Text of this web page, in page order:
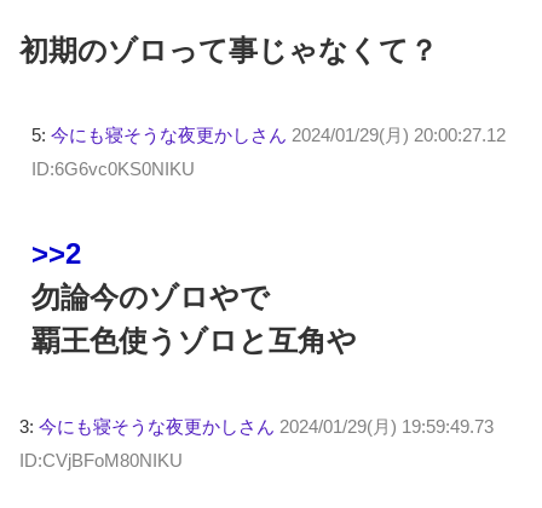
初期のゾロって事じゃなくて？
5: 今にも寝そうな夜更かしさん 2024/01/29(月) 20:00:27.12
ID:6G6vc0KS0NIKU
>>2
勿論今のゾロやで
覇王色使うゾロと互角や
3: 今にも寝そうな夜更かしさん 2024/01/29(月) 19:59:49.73
ID:CVjBFoM80NIKU